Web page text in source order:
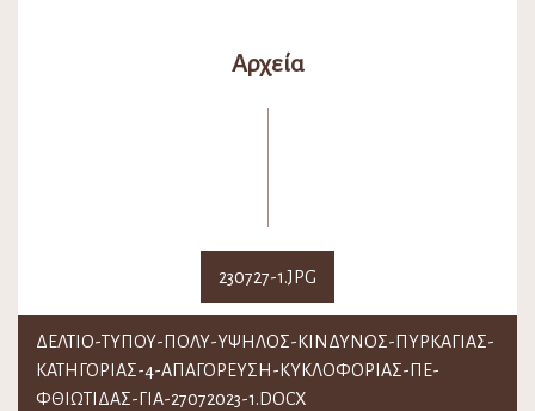
Αρχεία
230727-1.JPG
ΔΕΛΤΙΟ-ΤΎΠΟΥ-ΠΟΛΥ-ΥΨΗΛΟΣ-ΚΙΝΔΥΝΟΣ-ΠΥΡΚΑΓΙΑΣ-
ΚΑΤΗΓΟΡΙΑΣ-4-ΑΠΑΓΟΡΕΥΣΗ-ΚΥΚΛΟΦΟΡΙΑΣ-ΠΕ-
ΦΘΙΩΤΙΔΑΣ-ΓΙΑ-27072023-1.DOCX